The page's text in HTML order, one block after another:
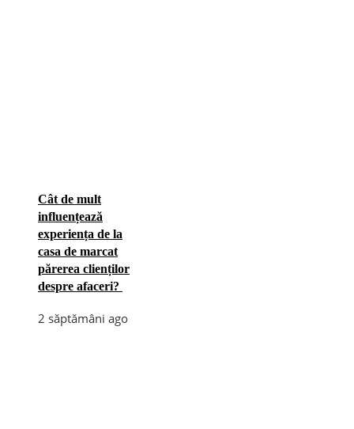
Cât de mult
influențează
experiența de la
casa de marcat
părerea clienților
despre afaceri?
2 săptămâni ago